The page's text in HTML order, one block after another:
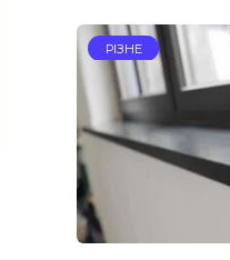
РІЗНЕ